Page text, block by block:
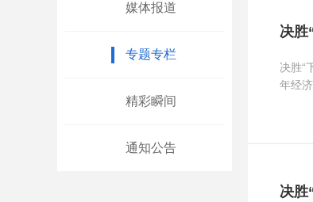
媒体报道
专题专栏
精彩瞬间
通知公告
决胜
决胜“
年经
决胜